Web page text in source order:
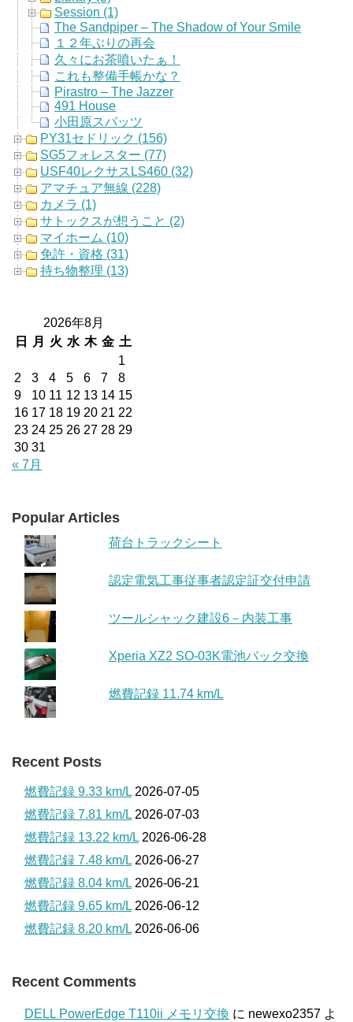
Session (1)
The Sandpiper – The Shadow of Your Smile
１２年ぶりの再会
久々にお茶噴いたぁ！
これも整備手帳かな？
Pirastro – The Jazzer
491 House
小田原スパッツ
PY31セドリック (156)
SG5フォレスター (77)
USF40レクサスLS460 (32)
アマチュア無線 (228)
カメラ (1)
サトックスが想うこと (2)
マイホーム (10)
免許・資格 (31)
持ち物整理 (13)
2026年8月
日
月 火 水 木 金 土
1
2
3 4 5 6 7
8
9
10 11 12 13 14 15
16 17 18 19 20 21 22
23 24 25 26 27 28 29
30 31
« 7月
Popular Articles
荷台トラックシート
認定電気工事従事者認定証交付申請
ツールシャック建設6－内装工事
Xperia XZ2 SO-03K電池パック交換
燃費記録 11.74 km/L
Recent Posts
燃費記録 9.33 km/L 2026-07-05
燃費記録 7.81 km/L 2026-07-03
燃費記録 13.22 km/L 2026-06-28
燃費記録 7.48 km/L 2026-06-27
燃費記録 8.04 km/L 2026-06-21
燃費記録 9.65 km/L 2026-06-12
燃費記録 8.20 km/L 2026-06-06
Recent Comments
DELL PowerEdge T110ii メモリ交換 に newexo2357 よ